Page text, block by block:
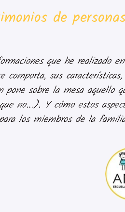
de
que he realizado
comporta, sus
sobre la mesa aquello
no...). Y cómo estos
los miembros de la